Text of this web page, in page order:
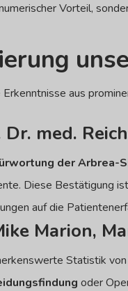
Vorteil,
aus
Dr. med.
der Arbrea-
Diese Bestätigung
auf die
Marion,
Statistik von
oder